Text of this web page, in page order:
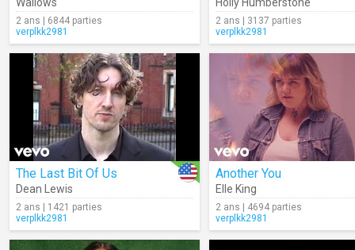
2 ans | 6844 parties
verplkk2981
2 ans | 3137 parties
verplkk2981
The Last Bit Of Us
Dean Lewis
2 ans | 1421 parties
verplkk2981
Another You
Elle King
2 ans | 4694 parties
verplkk2981